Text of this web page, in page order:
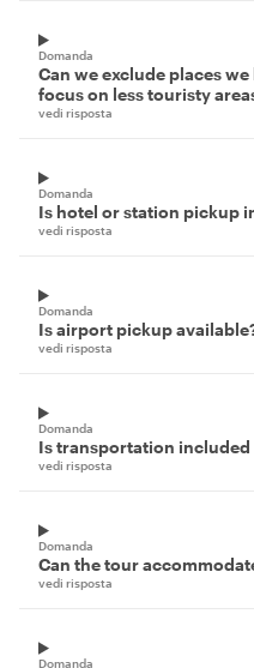
Domanda
Can we exclude places
focus on less touristy
vedi risposta
Domanda
Is hotel or station pickup
vedi risposta
Domanda
Is airport pickup
vedi risposta
Domanda
Is transportation included
vedi risposta
Domanda
Can the tour
vedi risposta
Domanda